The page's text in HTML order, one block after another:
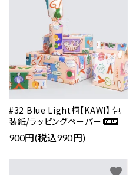
#32 Blue Light柄【KAWI】 包
装紙/ラッピングペーパー
900円(税込990円)
favorite